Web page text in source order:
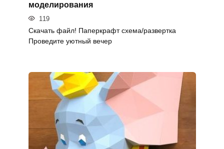
моделирования
119
Скачать файл! Паперкрафт схема/развертка
Проведите уютный вечер